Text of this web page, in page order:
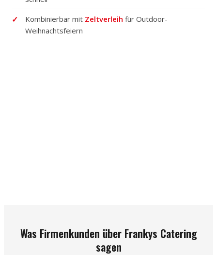
Kombinierbar mit Zeltverleih für Outdoor-
Weihnachtsfeiern
Was Firmenkunden über Frankys Catering
sagen